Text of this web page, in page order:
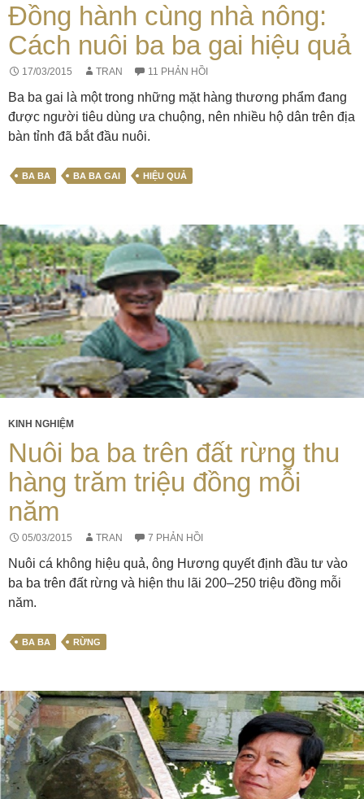
Đồng hành cùng nhà nông:
Cách nuôi ba ba gai hiệu quả
17/03/2015 TRAN 11 PHẢN HỒI
Ba ba gai là một trong những mặt hàng thương phẩm đang
được người tiêu dùng ưa chuộng, nên nhiều hộ dân trên địa
bàn tỉnh đã bắt đầu nuôi.
BA BA BA BA GAI HIỆU QUẢ
KINH NGHIỆM
Nuôi ba ba trên đất rừng thu
hàng trăm triệu đồng mỗi
năm
05/03/2015 TRAN 7 PHẢN HỒI
Nuôi cá không hiệu quả, ông Hương quyết định đầu tư vào
ba ba trên đất rừng và hiện thu lãi 200–250 triệu đồng mỗi
năm.
BA BA RỪNG